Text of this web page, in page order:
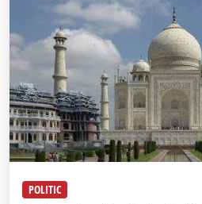
POLITIC